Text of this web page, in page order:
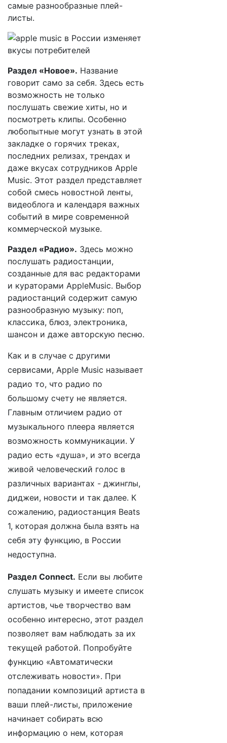
самые разнообразные плей-
листы.
Раздел «Новое». Название
говорит само за себя. Здесь есть
возможность не только
послушать свежие хиты, но и
посмотреть клипы. Особенно
любопытные могут узнать в этой
закладке о горячих треках,
последних релизах, трендах и
даже вкусах сотрудников Apple
Music. Этот раздел представляет
собой смесь новостной ленты,
видеоблога и календаря важных
событий в мире современной
коммерческой музыке.
Раздел «Радио». Здесь можно
послушать радиостанции,
созданные для вас редакторами
и кураторами AppleMusic. Выбор
радиостанций содержит самую
разнообразную музыку: поп,
классика, блюз, электроника,
шансон и даже авторскую песню.
Как и в случае с другими
сервисами, Apple Music называет
радио то, что радио по
большому счету не является.
Главным отличием радио от
музыкального плеера является
возможность коммуникации. У
радио есть «душа», и это всегда
живой человеческий голос в
различных вариантах - джинглы,
диджеи, новости и так далее. К
сожалению, радиостанция Beats
1, которая должна была взять на
себя эту функцию, в России
недоступна.
Раздел Connect. Если вы любите
слушать музыку и имеете список
артистов, чье творчество вам
особенно интересно, этот раздел
позволяет вам наблюдать за их
текущей работой. Попробуйте
функцию «Автоматически
отслеживать новости». При
попадании композиций артиста в
ваши плей-листы, приложение
начинает собирать всю
информацию о нем, которая